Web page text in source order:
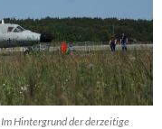
Hintergrund der derzeitige